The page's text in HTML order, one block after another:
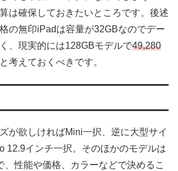
は確保しておきたいところです。後述
の無印iPadは容量が32GBなのでデー
、現実的には128GBモデルで49,280
考えておくべきです。
が欲しければMini一択、逆に大型サイ
12.9インチ一択。そのほかのモデルは
、性能や価格、カラーなどで決めるこ